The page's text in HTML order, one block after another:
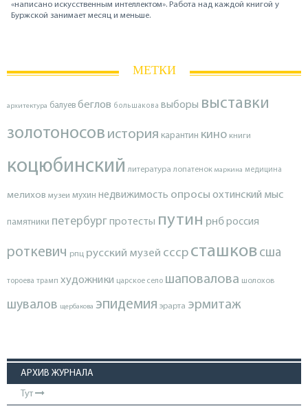
«написано искусственным интеллектом». Работа над каждой книгой у
Буржской занимает месяц и меньше.
МЕТКИ
архитектура балуев беглов большакова выборы выставки
золотоносов история карантин кино книги
коцюбинский литература лопатенок маркина медицина
мелихов музеи мухин недвижимость опросы охтинский мыс
памятники петербургпротесты путин рнброссия
роткевич рпц русский музей ссср сташков сша
тороева трамп художники царское село шаповалова шолохов
шувалов щербакова эпидемия эрарта эрмитаж
АРХИВ ЖУРНАЛА
Тут